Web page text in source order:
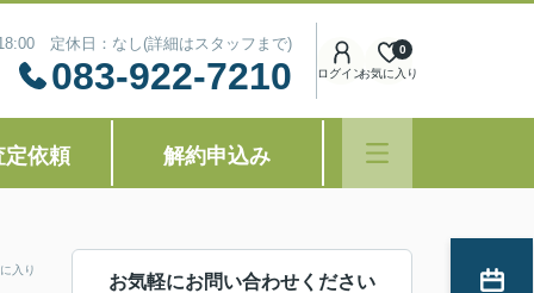
定休日：なし(詳細はスタッフまで)
083-922-7210 ログインお気に入り
0
定依頼 解約申込み
入り
お気軽にお問い合わせください